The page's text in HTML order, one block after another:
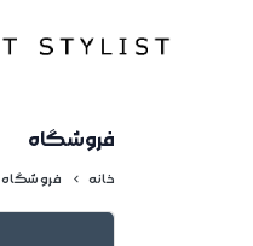
فروشگاه
خانه فروشگاه